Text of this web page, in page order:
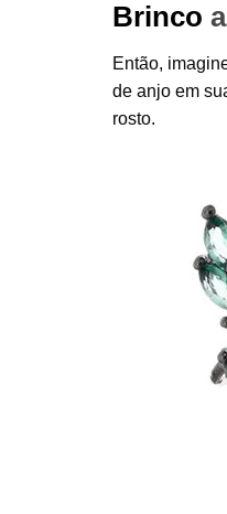
Brinco
Então,
de anjo em
rosto.